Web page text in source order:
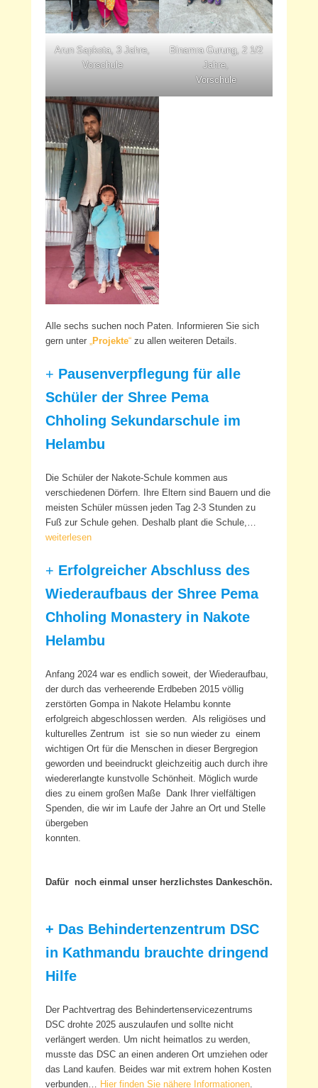
Arun Sapkota, 3 Jahre,
Vorschule
Binamra Gurung, 2 1/2
Jahre,
Vorschule
Alle sechs suchen noch Paten. Informieren Sie sich
gern unter „Projekte“ zu allen weiteren Details.
+ Pausenverpflegung für alle
Schüler der Shree Pema
Chholing Sekundarschule im
Helambu
Die Schüler der Nakote-Schule kommen aus
verschiedenen Dörfern. Ihre Eltern sind Bauern und die
meisten Schüler müssen jeden Tag 2-3 Stunden zu
Fuß zur Schule gehen. Deshalb plant die Schule,…
weiterlesen
+ Erfolgreicher Abschluss des
Wiederaufbaus der Shree Pema
Chholing Monastery in Nakote
Helambu
Anfang 2024 war es endlich soweit, der Wiederaufbau,
der durch das verheerende Erdbeben 2015 völlig
zerstörten Gompa in Nakote Helambu konnte
erfolgreich abgeschlossen werden. Als religiöses und
kulturelles Zentrum ist sie so nun wieder zu einem
wichtigen Ort für die Menschen in dieser Bergregion
geworden und beeindruckt gleichzeitig auch durch ihre
wiedererlangte kunstvolle Schönheit. Möglich wurde
dies zu einem großen Maße Dank Ihrer vielfältigen
Spenden, die wir im Laufe der Jahre an Ort und Stelle
übergeben
konnten.
Dafür noch einmal unser herzlichstes Dankeschön.
+ Das Behindertenzentrum DSC
in Kathmandu brauchte dringend
Hilfe
Der Pachtvertrag des Behindertenservicezentrums
DSC drohte 2025 auszulaufen und sollte nicht
verlängert werden. Um nicht heimatlos zu werden,
musste das DSC an einen anderen Ort umziehen oder
das Land kaufen. Beides war mit extrem hohen Kosten
verbunden… Hier finden Sie nähere Informationen.